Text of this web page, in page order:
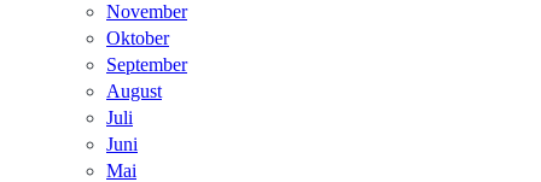
November
Oktober
September
August
Juli
Juni
Mai